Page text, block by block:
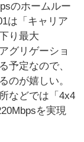
のホームルー
は「キャリア
り最大
グリゲーショ
予定なので、
のが嬉しい。
などでは「4x4
を実現